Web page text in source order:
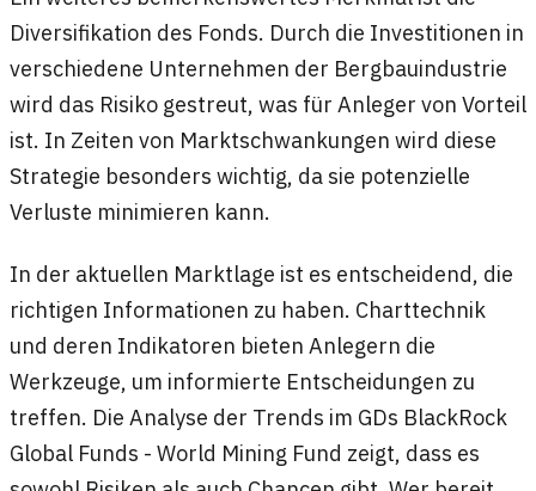
Diversifikation des Fonds. Durch die Investitionen in
verschiedene Unternehmen der Bergbauindustrie
wird das Risiko gestreut, was für Anleger von Vorteil
ist. In Zeiten von Marktschwankungen wird diese
Strategie besonders wichtig, da sie potenzielle
Verluste minimieren kann.
In der aktuellen Marktlage ist es entscheidend, die
richtigen Informationen zu haben. Charttechnik
und deren Indikatoren bieten Anlegern die
Werkzeuge, um informierte Entscheidungen zu
treffen. Die Analyse der Trends im GDs BlackRock
Global Funds - World Mining Fund zeigt, dass es